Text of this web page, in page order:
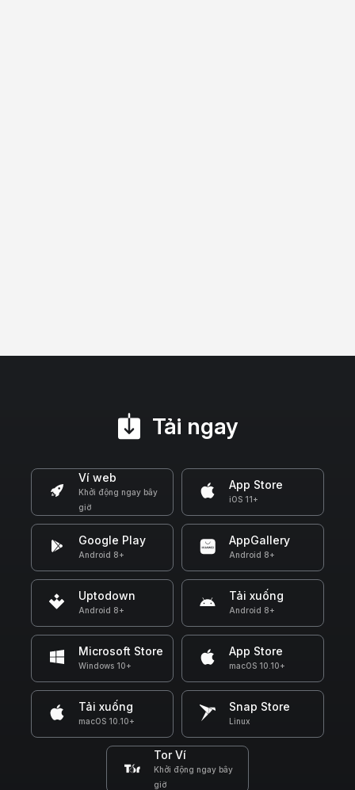
Tải ngay
Ví web
Khởi động ngay bây
giờ
App Store
iOS 11+
Google Play
Android 8+
AppGallery
Android 8+
Uptodown
Android 8+
Tải xuống
Android 8+
Microsoft Store
Windows 10+
App Store
macOS 10.10+
Tải xuống
macOS 10.10+
Snap Store
Linux
Tor Ví
Khởi động ngay bây
giờ